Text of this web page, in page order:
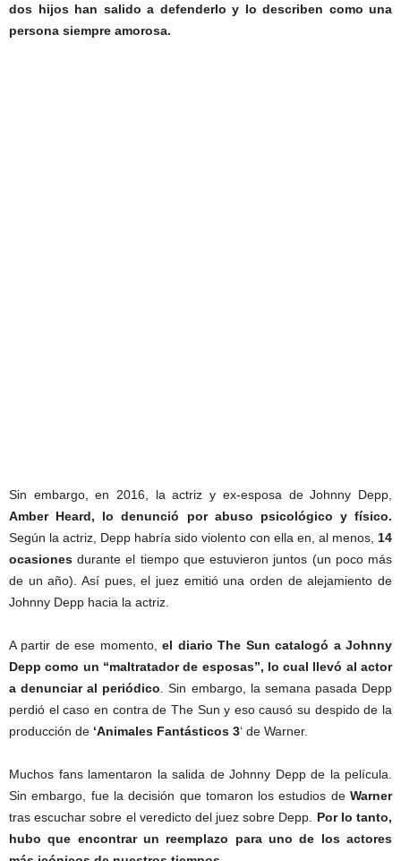
dos hijos han salido a defenderlo y lo describen como una
persona siempre amorosa.
Sin embargo, en 2016, la actriz y ex-esposa de Johnny Depp,
Amber Heard, lo denunció por abuso psicológico y físico.
Según la actriz, Depp habría sido violento con ella en, al menos, 14
ocasiones durante el tiempo que estuvieron juntos (un poco más
de un año). Así pues, el juez emitió una orden de alejamiento de
Johnny Depp hacia la actriz.
A partir de ese momento,el diario The Sun catalogó a Johnny
Depp como un “maltratador de esposas”, lo cual llevó al actor
a denunciar al periódico . Sin embargo, la semana pasada Depp
perdió el caso en contra de The Sun y eso causó su despido de la
producción de ‘Animales Fantásticos 3‘ de Warner.
Muchos fans lamentaron la salida de Johnny Depp de la película.
Sin embargo, fue la decisión que tomaron los estudios de Warner
tras escuchar sobre el veredicto del juez sobre Depp. Por lo tanto,
hubo que encontrar un reemplazo para uno de los actores